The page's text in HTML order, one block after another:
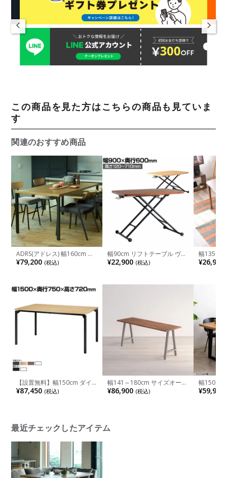
この商品を見た方はこちらの商品も見ていま
す
関連のおすすめ商品
ADRS(アドレス) 幅160cm ダ
イニングテーブル 4人掛け カ
ーラ テーブル 木製 スクエア
¥79,200 (税込)
幅90cm リフトテーブル ヴォ
ール 高さ調整 上下昇降 レバ
ー 折り畳み コンパクト 片側
ーブル デスク
¥22,900 (税込)
幅135cm
ーブル 引
ルナット
¥26,900
【設置無料】幅150cm ダイ
ニングテーブル プラス M0
Table エムゼロテーブル MT-
¥87,450 (税込)
幅141～180cm サイズオーダ
ーテーブル Sizeno(シゼノ) ダ
イニングテーブル ウォールナ
¥86,900 (税込)
幅150cm
ングテー
テーブル
¥59,900
最近チェックしたアイテム